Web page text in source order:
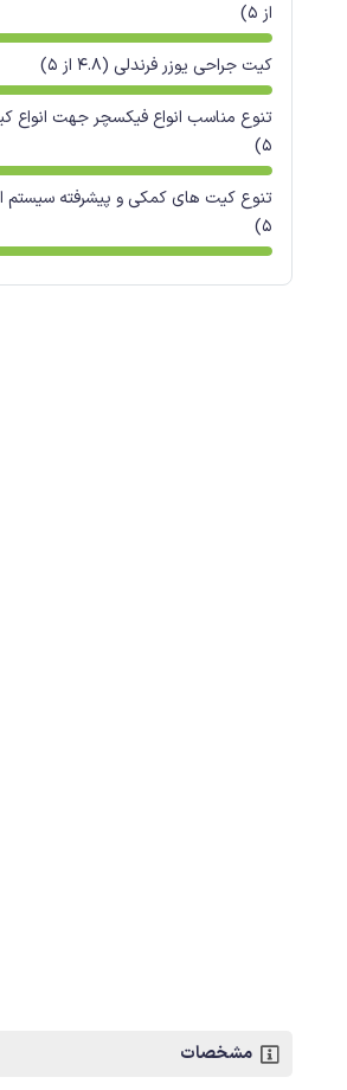
از 5)
کیت جراحی یوزر فرندلی (4.8 از 5)
5)
5)
مشخصات